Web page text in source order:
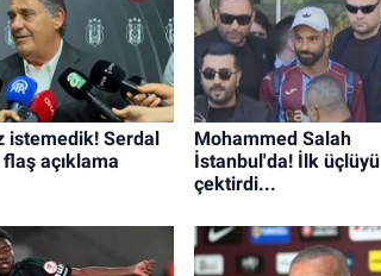
istemedik! Serdal
açıklama
Mohammed Salah
İstanbul'da! İlk üçlüyü
çektirdi...